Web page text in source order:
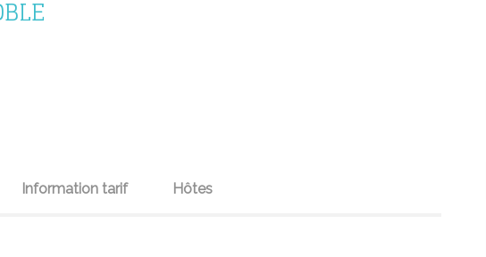
Information tarif Hôtes